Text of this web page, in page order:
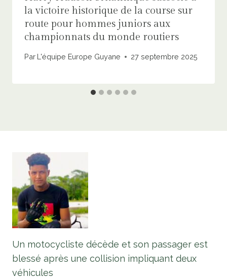
la victoire historique de la course sur
route pour hommes juniors aux
championnats du monde routiers
Par L'équipe Europe Guyane 27 septembre 2025
Un motocycliste décède et son passager est
blessé après une collision impliquant deux
véhicules